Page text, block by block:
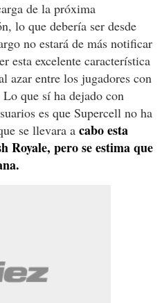
de la próxima
lo que debería ser desde
no estará de más notificar
esta excelente característica
azar entre los jugadores con
que sí ha dejado con
es que Supercell no ha
se llevara a cabo esta
Royale, pero se estima que